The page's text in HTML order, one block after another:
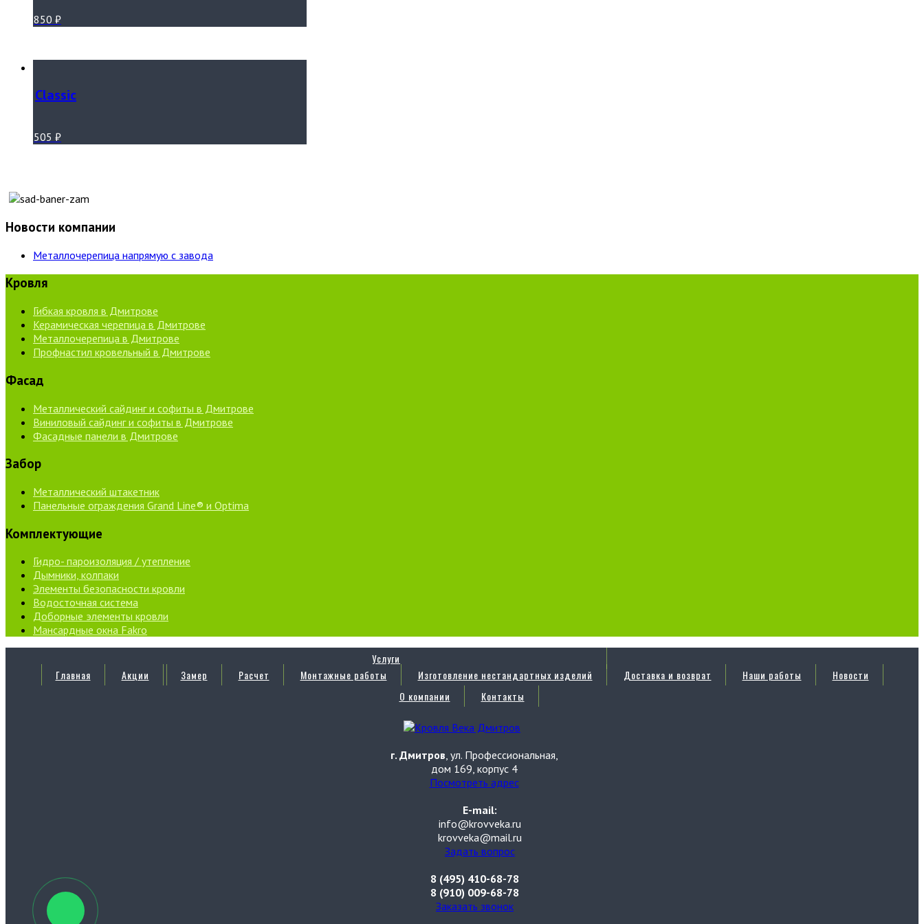
850 ₽
Classic
505 ₽
Новости компании
Металлочерепица напрямую с завода
Кровля
Гибкая кровля в Дмитрове
Керамическая черепица в Дмитрове
Металлочерепица в Дмитрове
Профнастил кровельный в Дмитрове
Фасад
Металлический сайдинг и софиты в Дмитрове
Виниловый сайдинг и софиты в Дмитрове
Фасадные панели в Дмитрове
Забор
Металлический штакетник
Панельные ограждения Grand Line® и Optima
Комплектующие
Гидро- пароизоляция / утепление
Дымники, колпаки
Элементы безопасности кровли
Водосточная система
Доборные элементы кровли
Мансардные окна Fakro
Главная Акции
Услуги
Замер
Расчет Монтажные работы Изготовление нестандартных изделий Доставка и возврат Наши работы
Новости
О компании
Контакты
г. Дмитров, ул. Профессиональная,
дом 169, корпус 4
Посмотреть адрес
E-mail:
info@krovveka.ru
krovveka@mail.ru
Задать вопрос
8 (495) 410-68-78
8 (910) 009-68-78
Заказать звонок